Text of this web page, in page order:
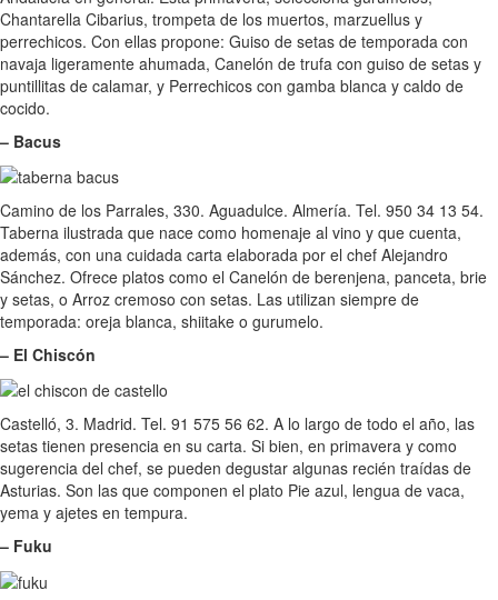
Chantarella Cibarius, trompeta de los muertos, marzuellus y
perrechicos. Con ellas propone: Guiso de setas de temporada con
navaja ligeramente ahumada, Canelón de trufa con guiso de setas y
puntillitas de calamar, y Perrechicos con gamba blanca y caldo de
cocido.
– Bacus
Camino de los Parrales, 330. Aguadulce. Almería. Tel. 950 34 13 54.
Taberna ilustrada que nace como homenaje al vino y que cuenta,
además, con una cuidada carta elaborada por el chef Alejandro
Sánchez. Ofrece platos como el Canelón de berenjena, panceta, brie
y setas, o Arroz cremoso con setas. Las utilizan siempre de
temporada: oreja blanca, shiitake o gurumelo.
– El Chiscón
Castelló, 3. Madrid. Tel. 91 575 56 62. A lo largo de todo el año, las
setas tienen presencia en su carta. Si bien, en primavera y como
sugerencia del chef, se pueden degustar algunas recién traídas de
Asturias. Son las que componen el plato Pie azul, lengua de vaca,
yema y ajetes en tempura.
– Fuku